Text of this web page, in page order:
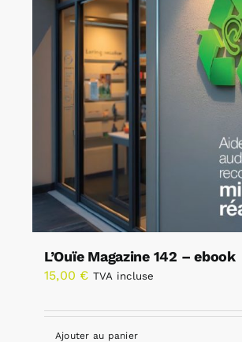
L’Ouïe Magazine 142 – ebook
15,00 € TVA incluse
Ajouter au panier